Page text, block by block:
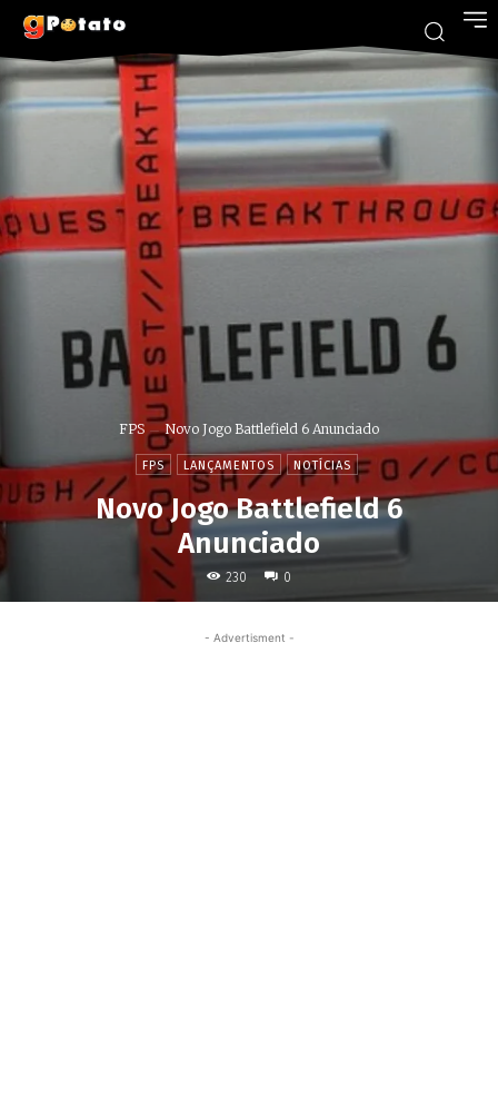
FPS Novo Jogo Battlefield 6 Anunciado
FPS LANÇAMENTOS NOTÍCIAS
Novo Jogo Battlefield 6
Anunciado
230 0
- Advertisment -